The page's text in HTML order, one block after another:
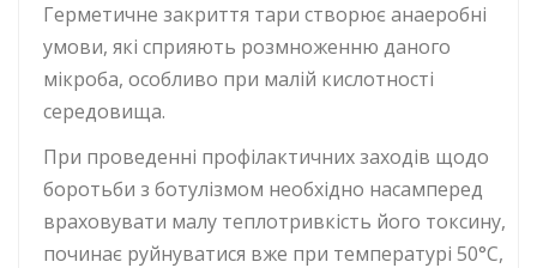
Герметичне закриття тари створює анаеробні
умови, які сприяють розмноженню даного
мікроба, особливо при малій кислотності
середовища.
При проведенні профілактичних заходів щодо
боротьби з ботулізмом необхідно насамперед
враховувати малу теплотривкість його токсину,
починає руйнуватися вже при температурі 50°С,